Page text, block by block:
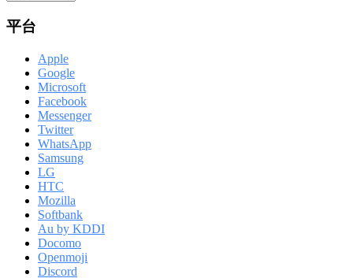
平台
Apple
Google
Microsoft
Facebook
Messenger
Twitter
WhatsApp
Samsung
LG
HTC
Mozilla
Softbank
Au by KDDI
Docomo
Openmoji
Discord